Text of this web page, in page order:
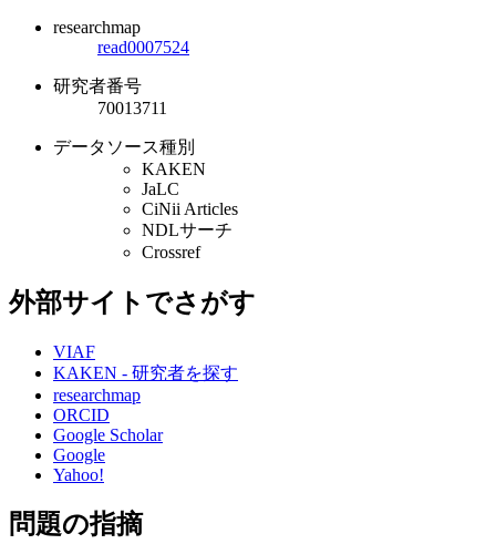
researchmap
read0007524
研究者番号
70013711
データソース種別
KAKEN
JaLC
CiNii Articles
NDLサーチ
Crossref
外部サイトでさがす
VIAF
KAKEN - 研究者を探す
researchmap
ORCID
Google Scholar
Google
Yahoo!
問題の指摘